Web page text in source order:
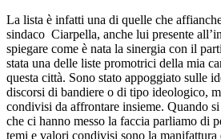
La lista è infatti una di quelle che
sindaco Ciarpella, anche lui presente
spiegare come è nata la sinergia con il
stata una delle liste promotrici della mia
questa città. Sono stato appoggiato sulle
discorsi di bandiere o di tipo ideologico,
condivisi da affrontare insieme. Quando
che ci hanno messo la faccia parliamo di
temi e valori condivisi sono la manifattura